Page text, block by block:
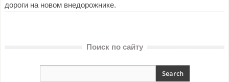
дороги на новом внедорожнике.
Поиск по сайту